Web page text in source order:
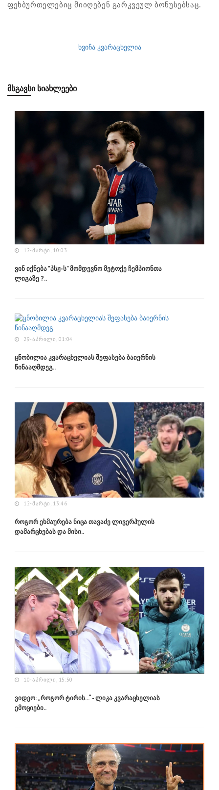
ფეხბურთელებიც მიიღებენ გარკვეულ ბონუსებსაც.
ხვიჩა კვარაცხელია
ᲛᲡᲒᲐᲕᲡᲘ ᲡᲘᲐᲮᲚᲔᲔᲑᲘ
12-ᲛᲐᲠᲢᲘ, 10:03
ვინ იქნება "პსჟ-ს" მომდევნო მეტოქე ჩემპიონთა
ლიგაზე ?..
29-ᲐᲞᲠᲘᲚᲘ, 01:04
ცნობილია კვარაცხელიას შეფასება ბაიერნის
წინააღმდეგ..
12-ᲛᲐᲠᲢᲘ, 13:46
როგორ ეხმაურება ნიცა თავაძე ლივერპულის
დამარცხებას და მისი..
10-ᲐᲞᲠᲘᲚᲘ, 15:50
ვიდეო: „როგორ ტირის...“ - ლიკა კვარაცხელიას
ემოციები..